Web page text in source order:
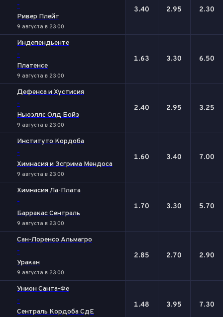
-
Ривер Плейт
9 августа в 23:00
3.40 2.95 2.30
Индепендьенте
-
Платенсе
9 августа в 23:00
1.63 3.30 6.50
Дефенса и Хустисия
-
Ньюэллс Олд Бойз
9 августа в 23:00
2.40 2.95 3.25
Институто Кордоба
-
Химнасия и Эсгрима Мендоса
9 августа в 23:00
1.60 3.40 7.00
Химнасия Ла-Плата
-
Барракас Сентраль
9 августа в 23:00
1.70 3.30 5.70
Сан-Лоренсо Альмагро
-
Уракан
9 августа в 23:00
2.85 2.70 2.90
Унион Санта-Фе
-
Сентраль Кордоба СдЕ
1.48 3.95 7.30